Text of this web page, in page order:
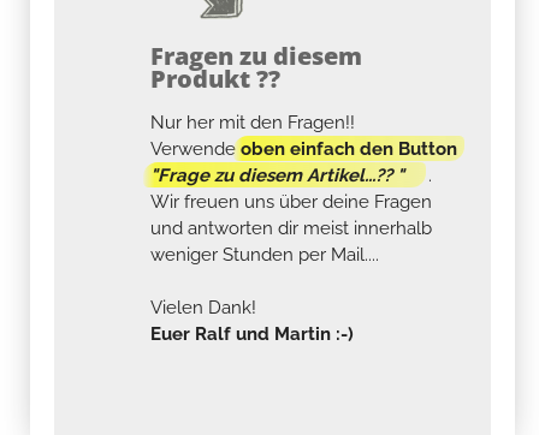
Fragen zu diesem
Produkt ??
Nur her mit den Fragen!!
Verwendeoben einfach den Button
"Frage zu diesem Artikel...?? "
.
Wir freuen uns über deine Fragen
und antworten dir meist innerhalb
weniger Stunden per Mail....
Vielen Dank!
Euer Ralf und Martin :-)